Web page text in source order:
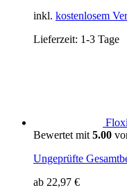
inkl. kostenlosem
Lieferzeit: 1-3 Tage
Bewertet mit 5.00
Ungeprüfte
ab 22,97 €